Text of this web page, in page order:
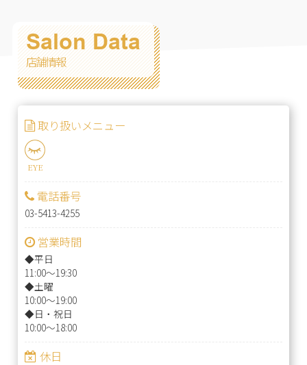
Salon Data
店舗情報
取り扱いメニュー
EYE
電話番号
03-5413-4255
営業時間
◆平日
11:00～19:30
◆土曜
10:00～19:00
◆日・祝日
10:00～18:00
休日